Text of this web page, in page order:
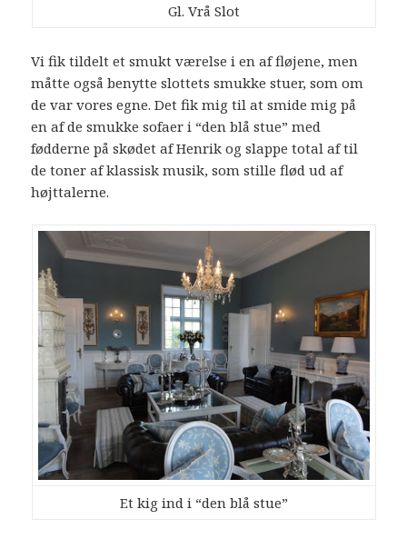
Gl. Vrå Slot
Vi fik tildelt et smukt værelse i en af fløjene, men
måtte også benytte slottets smukke stuer, som om
de var vores egne. Det fik mig til at smide mig på
en af de smukke sofaer i “den blå stue” med
fødderne på skødet af Henrik og slappe total af til
de toner af klassisk musik, som stille flød ud af
højttalerne.
Et kig ind i “den blå stue”